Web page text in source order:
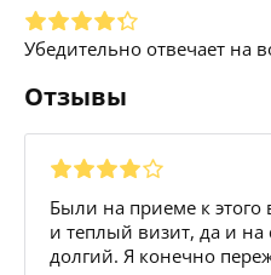
Убедительно отвечает на
Отзывы
Были на приеме к
и теплый визит, да и
долгий. Я конечно